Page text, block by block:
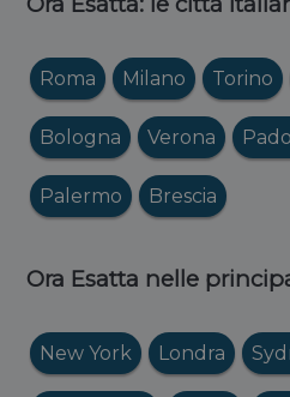
Roma Milano Torino
Bologna Verona
Palermo Brescia
Ora Esatta nelle
New York Londra